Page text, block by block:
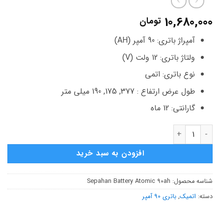
10,680,000 تومان
آمپراژ باتری: 90 آمپر (AH)
ولتاژ باتری: 12 ولت (V)
نوع باتری: اتمی
طول عرض ارتفاع : 377, 175, 190 میلی متر
گارانتی: 12 ماه
افزودن به سبد خرید
شناسه محصول: Sepahan Battery Atomic 90ah
دسته: اتمیک, باتری 90 آمپر